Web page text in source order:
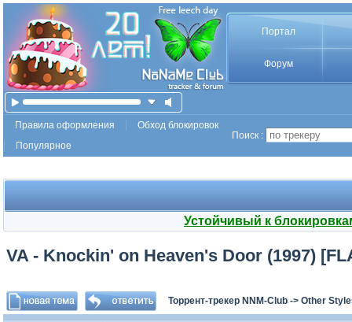
Портал
Форум
Правила оформления
Обход блокировок
Популярное
Поиск :
Устойчивый к
VA - Knockin' on Heaven's Door (1997)
Торрент-трекер NNM-Club -> Other